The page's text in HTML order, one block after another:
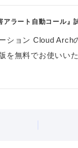
ラート自動コール』
ション Cloud Arch
を無料でお使いいた